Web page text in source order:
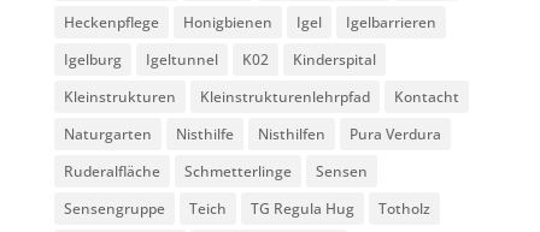
Heckenpflege
Honigbienen Igel
Igelbarrieren
Igelburg
Igeltunnel K02
Kinderspital
Kleinstrukturen
Kleinstrukturenlehrpfad
Kontacht
Naturgarten
Nisthilfe Nisthilfen
Pura Verdura
Ruderalfläche
Schmetterlinge
Sensen
Sensengruppe
Teich TG Regula Hug
Totholz